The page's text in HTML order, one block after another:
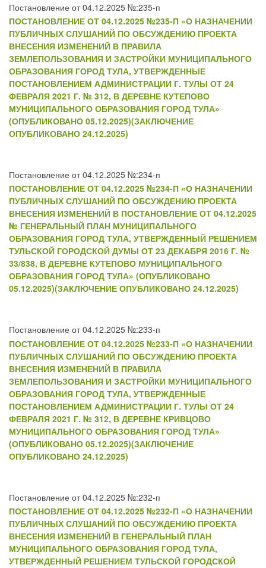
Постановление от 04.12.2025 №:235-п
ПОСТАНОВЛЕНИЕ ОТ 04.12.2025 №235-П «О НАЗНАЧЕНИИ
ПУБЛИЧНЫХ СЛУШАНИЙ ПО ОБСУЖДЕНИЮ ПРОЕКТА
ВНЕСЕНИЯ ИЗМЕНЕНИЙ В ПРАВИЛА
ЗЕМЛЕПОЛЬЗОВАНИЯ И ЗАСТРОЙКИ МУНИЦИПАЛЬНОГО
ОБРАЗОВАНИЯ ГОРОД ТУЛА, УТВЕРЖДЕННЫЕ
ПОСТАНОВЛЕНИЕМ АДМИНИСТРАЦИИ Г. ТУЛЫ ОТ 24
ФЕВРАЛЯ 2021 Г. № 312, В ДЕРЕВНЕ КУТЕПОВО
МУНИЦИПАЛЬНОГО ОБРАЗОВАНИЯ ГОРОД ТУЛА»
(ОПУБЛИКОВАНО 05.12.2025)(ЗАКЛЮЧЕНИЕ
ОПУБЛИКОВАНО 24.12.2025)
Постановление от 04.12.2025 №:234-п
ПОСТАНОВЛЕНИЕ ОТ 04.12.2025 №234-П «О НАЗНАЧЕНИИ
ПУБЛИЧНЫХ СЛУШАНИЙ ПО ОБСУЖДЕНИЮ ПРОЕКТА
ВНЕСЕНИЯ ИЗМЕНЕНИЙ В ПОСТАНОВЛЕНИЕ ОТ 04.12.2025
№ ГЕНЕРАЛЬНЫЙ ПЛАН МУНИЦИПАЛЬНОГО
ОБРАЗОВАНИЯ ГОРОД ТУЛА, УТВЕРЖДЕННЫЙ РЕШЕНИЕМ
ТУЛЬСКОЙ ГОРОДСКОЙ ДУМЫ ОТ 23 ДЕКАБРЯ 2016 Г. №
33/838, В ДЕРЕВНЕ КУТЕПОВО МУНИЦИПАЛЬНОГО
ОБРАЗОВАНИЯ ГОРОД ТУЛА» (ОПУБЛИКОВАНО
05.12.2025)(ЗАКЛЮЧЕНИЕ ОПУБЛИКОВАНО 24.12.2025)
Постановление от 04.12.2025 №:233-п
ПОСТАНОВЛЕНИЕ ОТ 04.12.2025 №233-П «О НАЗНАЧЕНИИ
ПУБЛИЧНЫХ СЛУШАНИЙ ПО ОБСУЖДЕНИЮ ПРОЕКТА
ВНЕСЕНИЯ ИЗМЕНЕНИЙ В ПРАВИЛА
ЗЕМЛЕПОЛЬЗОВАНИЯ И ЗАСТРОЙКИ МУНИЦИПАЛЬНОГО
ОБРАЗОВАНИЯ ГОРОД ТУЛА, УТВЕРЖДЕННЫЕ
ПОСТАНОВЛЕНИЕМ АДМИНИСТРАЦИИ Г. ТУЛЫ ОТ 24
ФЕВРАЛЯ 2021 Г. № 312, В ДЕРЕВНЕ КРИВЦОВО
МУНИЦИПАЛЬНОГО ОБРАЗОВАНИЯ ГОРОД ТУЛА»
(ОПУБЛИКОВАНО 05.12.2025)(ЗАКЛЮЧЕНИЕ
ОПУБЛИКОВАНО 24.12.2025)
Постановление от 04.12.2025 №:232-п
ПОСТАНОВЛЕНИЕ ОТ 04.12.2025 №232-П «О НАЗНАЧЕНИИ
ПУБЛИЧНЫХ СЛУШАНИЙ ПО ОБСУЖДЕНИЮ ПРОЕКТА
ВНЕСЕНИЯ ИЗМЕНЕНИЙ В ГЕНЕРАЛЬНЫЙ ПЛАН
МУНИЦИПАЛЬНОГО ОБРАЗОВАНИЯ ГОРОД ТУЛА,
УТВЕРЖДЕННЫЙ РЕШЕНИЕМ ТУЛЬСКОЙ ГОРОДСКОЙ